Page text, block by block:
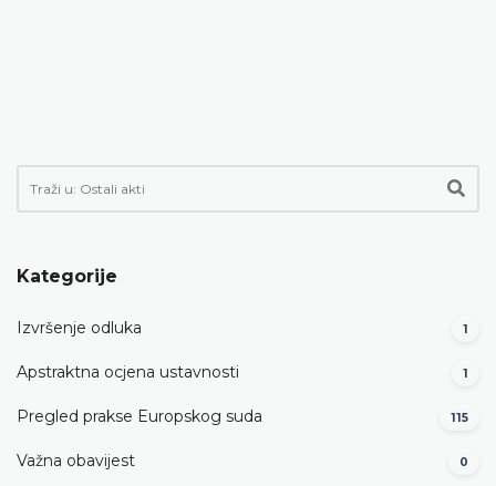
Kategorije
Izvršenje odluka 1
Apstraktna ocjena ustavnosti 1
Pregled prakse Europskog suda 115
Važna obavijest 0